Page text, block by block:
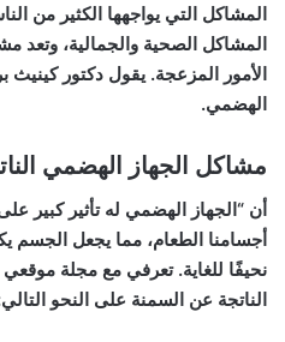
المشاكل التي يواجهها الكثير من
المشاكل الصحية والجمالية، وتعد
الأمور المزعجة. يقول دكتور
الهضمي.
مشاكل الجهاز الهضمي
أن “الجهاز الهضمي له تأثير كبير
أجسامنا الطعام، مما يجعل الجسم
نحيفًا للغاية. تعرفي مع مجلة
الناتجة عن السمنة على النحو